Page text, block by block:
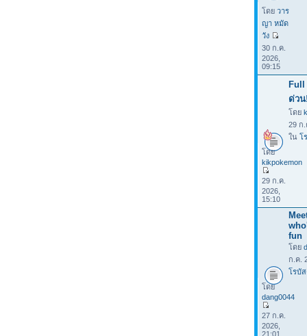
โดย วาร
ญา หมัด
วัง
30 ก.ค.
2026,
09:15
Full
ด่ว
โดย
29 ก.
ใน โ
โดย
kikpokemon
29 ก.ค.
2026,
15:10
fun
โดย
ก.ค.
โรบั
โดย
dang0044
27 ก.ค.
2026,
21:01